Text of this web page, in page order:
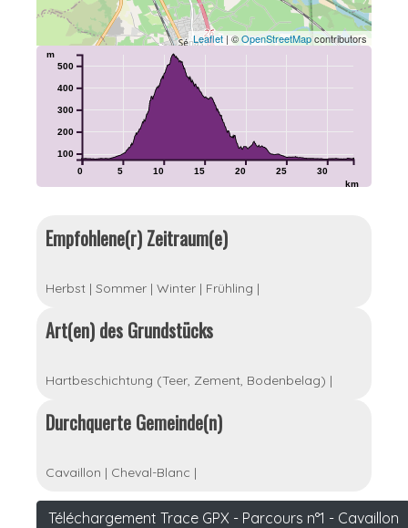
Leaflet | ©OpenStreetMapcontributors
0 5 10 15 20 25 30
km
100
200
300
400
500
m
Empfohlene(r) Zeitraum(e)
Herbst | Sommer | Winter | Frühling |
Art(en) des Grundstücks
Hartbeschichtung (Teer, Zement, Bodenbelag) |
Durchquerte Gemeinde(n)
Cavaillon | Cheval-Blanc |
Téléchargement Trace GPX - Parcours n°1 - Cavaillon